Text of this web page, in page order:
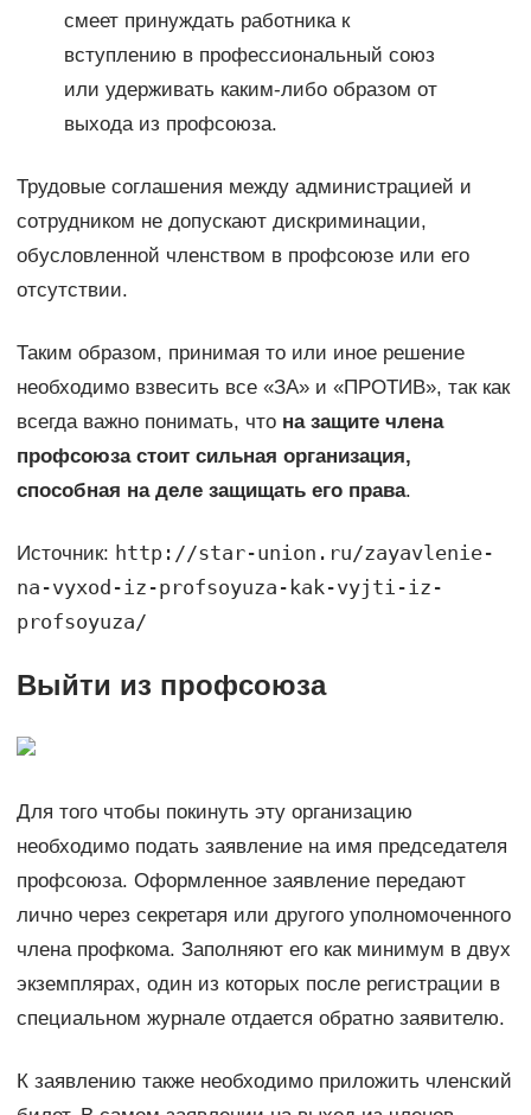
смеет принуждать работника к
вступлению в профессиональный союз
или удерживать каким-либо образом от
выхода из профсоюза.
Трудовые соглашения между администрацией и
сотрудником не допускают дискриминации,
обусловленной членством в профсоюзе или его
отсутствии.
Таким образом, принимая то или иное решение
необходимо взвесить все «ЗА» и «ПРОТИВ», так как
всегда важно понимать, что на защите члена
профсоюза стоит сильная организация,
способная на деле защищать его права.
Источник: http://star-union.ru/zayavlenie-
na-vyxod-iz-profsoyuza-kak-vyjti-iz-
profsoyuza/
Выйти из профсоюза
Для того чтобы покинуть эту организацию
необходимо подать заявление на имя председателя
профсоюза. Оформленное заявление передают
лично через секретаря или другого уполномоченного
члена профкома. Заполняют его как минимум в двух
экземплярах, один из которых после регистрации в
специальном журнале отдается обратно заявителю.
К заявлению также необходимо приложить членский